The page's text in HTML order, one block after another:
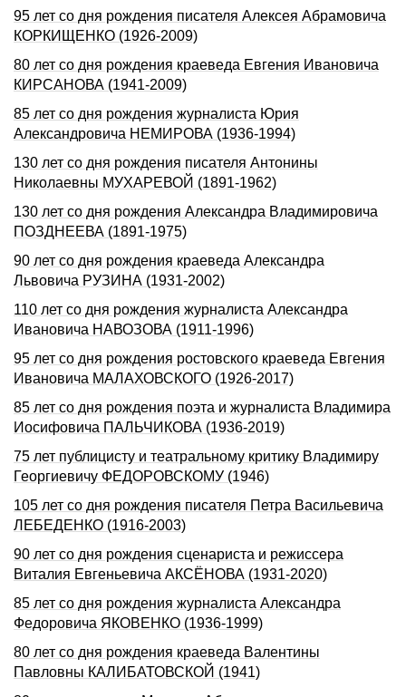
95 лет со дня рождения писателя Алексея Абрамовича
КОРКИЩЕНКО (1926-2009)
80 лет со дня рождения краеведа Евгения Ивановича
КИРСАНОВА (1941-2009)
85 лет со дня рождения журналиста Юрия
Александровича НЕМИРОВА (1936-1994)
130 лет со дня рождения писателя Антонины
Николаевны МУХАРЕВОЙ (1891-1962)
130 лет со дня рождения Александра Владимировича
ПОЗДНЕЕВА (1891-1975)
90 лет со дня рождения краеведа Александра
Львовича РУЗИНА (1931-2002)
110 лет со дня рождения журналиста Александра
Ивановича НАВОЗОВА (1911-1996)
95 лет со дня рождения ростовского краеведа Евгения
Ивановича МАЛАХОВСКОГО (1926-2017)
85 лет со дня рождения поэта и журналиста Владимира
Иосифовича ПАЛЬЧИКОВА (1936-2019)
75 лет публицисту и театральному критику Владимиру
Георгиевичу ФЕДОРОВСКОМУ (1946)
105 лет со дня рождения писателя Петра Васильевича
ЛЕБЕДЕНКО (1916-2003)
90 лет со дня рождения сценариста и режиссера
Виталия Евгеньевича АКСЁНОВА (1931-2020)
85 лет со дня рождения журналиста Александра
Федоровича ЯКОВЕНКО (1936-1999)
80 лет со дня рождения краеведа Валентины
Павловны КАЛИБАТОВСКОЙ (1941)